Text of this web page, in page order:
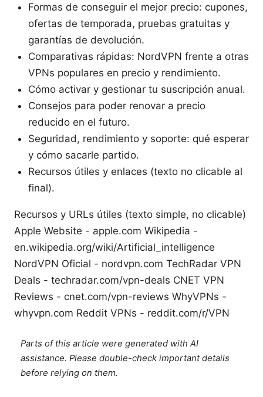
Formas de conseguir el mejor precio: cupones,
ofertas de temporada, pruebas gratuitas y
garantías de devolución.
Comparativas rápidas: NordVPN frente a otras
VPNs populares en precio y rendimiento.
Cómo activar y gestionar tu suscripción anual.
Consejos para poder renovar a precio
reducido en el futuro.
Seguridad, rendimiento y soporte: qué esperar
y cómo sacarle partido.
Recursos útiles y enlaces (texto no clicable al
final).
Recursos y URLs útiles (texto simple, no clicable)
Apple Website - apple.com Wikipedia -
en.wikipedia.org/wiki/Artificial_intelligence
NordVPN Oficial - nordvpn.com TechRadar VPN
Deals - techradar.com/vpn-deals CNET VPN
Reviews - cnet.com/vpn-reviews WhyVPNs -
whyvpn.com Reddit VPNs - reddit.com/r/VPN
Parts of this article were generated with AI
assistance. Please double-check important details
before relying on them.